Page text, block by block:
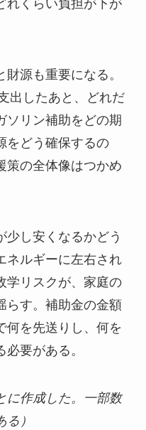
れくらい負担が下が
源も重要になる。
出したあと、どれだ
ソリン補助をどの期
をどう確保するの
策の全体像はつかめ
少し安くなるかどう
ネルギーに左右され
学リスクが、家庭の
らす。補助金の金額
何を先送りし、何を
要がある。
に作成した。一部数
）